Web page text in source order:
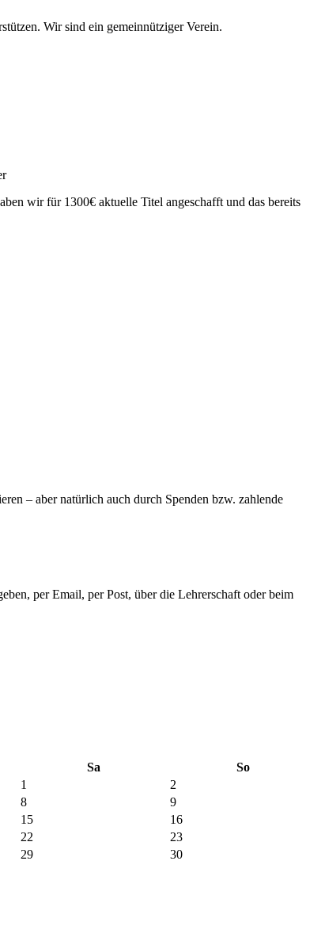
Wir sind ein gemeinnütziger Verein.
wir für 1300€ aktuelle Titel angeschafft und das bereits
– aber natürlich auch durch Spenden bzw. zahlende
per Email, per Post, über die Lehrerschaft oder beim
Sa
So
1
2
8
9
15
16
22
23
29
30